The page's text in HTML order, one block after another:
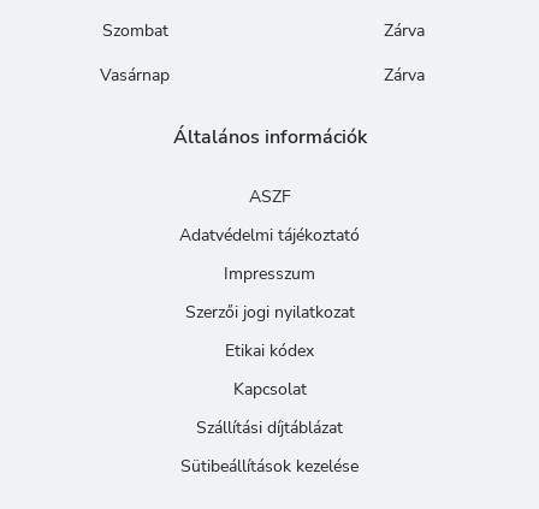
Szombat
Zárva
Vasárnap
Zárva
Általános információk
ASZF
Adatvédelmi tájékoztató
Impresszum
Szerzői jogi nyilatkozat
Etikai kódex
Kapcsolat
Szállítási díjtáblázat
Sütibeállítások kezelése